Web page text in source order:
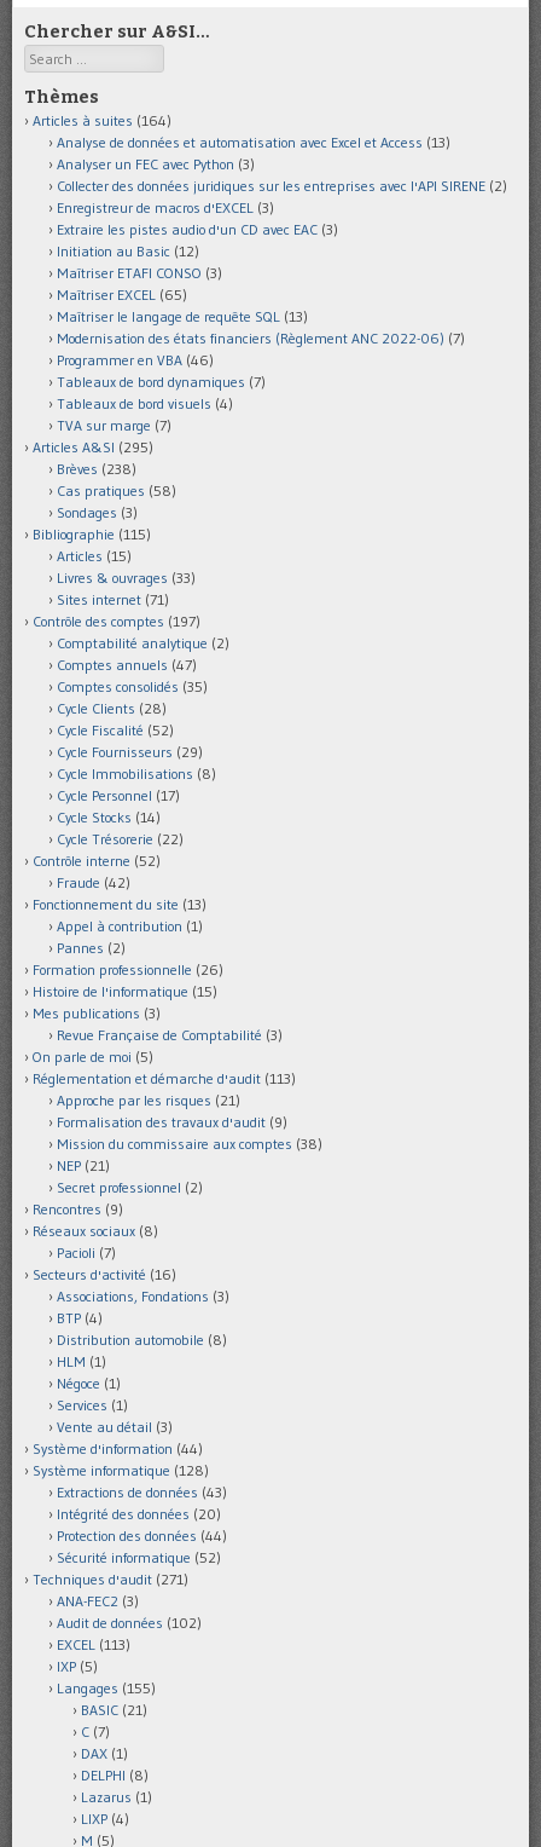
Chercher sur A&SI…
Search
Thèmes
Articles à suites (164)
Analyse de données et automatisation avec Excel et Access (13)
Analyser un FEC avec Python (3)
Collecter des données juridiques sur les entreprises avec l'API SIRENE (2)
Enregistreur de macros d'EXCEL (3)
Extraire les pistes audio d'un CD avec EAC (3)
Initiation au Basic (12)
Maîtriser ETAFI CONSO (3)
Maîtriser EXCEL (65)
Maîtriser le langage de requête SQL (13)
Modernisation des états financiers (Règlement ANC 2022-06) (7)
Programmer en VBA (46)
Tableaux de bord dynamiques (7)
Tableaux de bord visuels (4)
TVA sur marge (7)
Articles A&SI (295)
Brèves (238)
Cas pratiques (58)
Sondages (3)
Bibliographie (115)
Articles (15)
Livres & ouvrages (33)
Sites internet (71)
Contrôle des comptes (197)
Comptabilité analytique (2)
Comptes annuels (47)
Comptes consolidés (35)
Cycle Clients (28)
Cycle Fiscalité (52)
Cycle Fournisseurs (29)
Cycle Immobilisations (8)
Cycle Personnel (17)
Cycle Stocks (14)
Cycle Trésorerie (22)
Contrôle interne (52)
Fraude (42)
Fonctionnement du site (13)
Appel à contribution (1)
Pannes (2)
Formation professionnelle (26)
Histoire de l'informatique (15)
Mes publications (3)
Revue Française de Comptabilité (3)
On parle de moi (5)
Réglementation et démarche d'audit (113)
Approche par les risques (21)
Formalisation des travaux d'audit (9)
Mission du commissaire aux comptes (38)
NEP (21)
Secret professionnel (2)
Rencontres (9)
Réseaux sociaux (8)
Pacioli (7)
Secteurs d'activité (16)
Associations, Fondations (3)
BTP (4)
Distribution automobile (8)
HLM (1)
Négoce (1)
Services (1)
Vente au détail (3)
Système d'information (44)
Système informatique (128)
Extractions de données (43)
Intégrité des données (20)
Protection des données (44)
Sécurité informatique (52)
Techniques d'audit (271)
ANA-FEC2 (3)
Audit de données (102)
EXCEL (113)
IXP (5)
Langages (155)
BASIC (21)
C (7)
DAX (1)
DELPHI (8)
Lazarus (1)
LIXP (4)
M (5)